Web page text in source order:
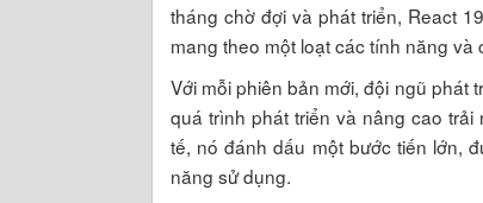
tháng chờ đợi và phát triển, React
mang theo một loạt các tính năng và
Với mỗi phiên bản mới, đội ngũ phát
quá trình phát triển và nâng cao
tế, nó đánh dấu một bước tiến lớn,
năng sử dụng.